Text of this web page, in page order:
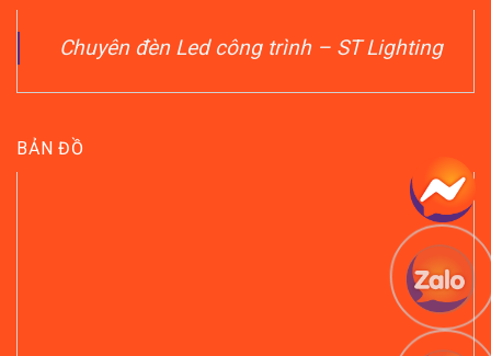
Chuyên đèn Led công trình – ST Lighting
BẢN ĐỒ